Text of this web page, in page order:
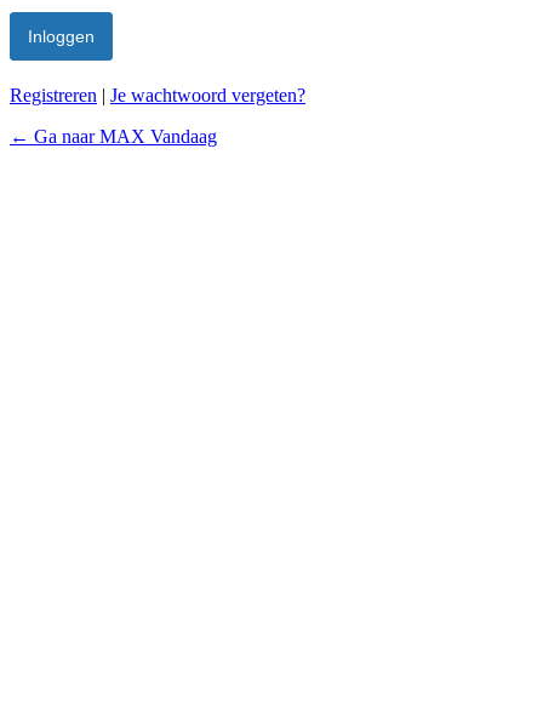
Registreren | Je wachtwoord vergeten?
← Ga naar MAX Vandaag